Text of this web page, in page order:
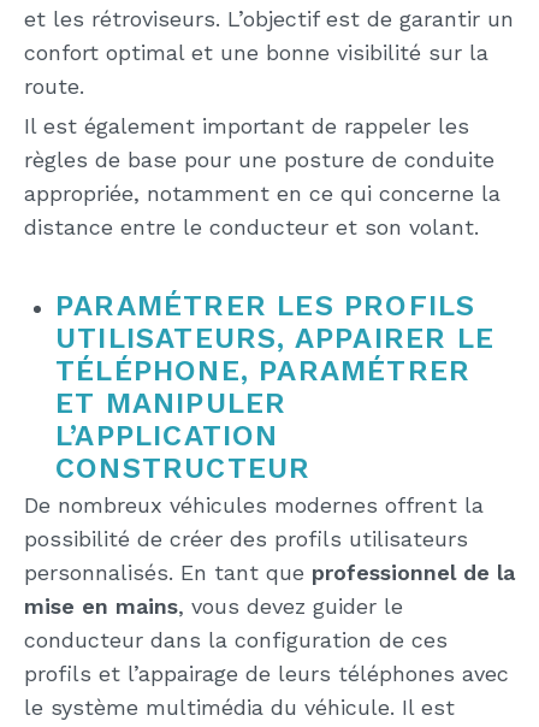
et les rétroviseurs. L’objectif est de garantir un
confort optimal et une bonne visibilité sur la
route.
Il est également important de rappeler les
règles de base pour une posture de conduite
appropriée, notamment en ce qui concerne la
distance entre le conducteur et son volant.
PARAMÉTRER LES PROFILS
UTILISATEURS, APPAIRER LE
TÉLÉPHONE, PARAMÉTRER
ET MANIPULER
L’APPLICATION
CONSTRUCTEUR
De nombreux véhicules modernes offrent la
possibilité de créer des profils utilisateurs
personnalisés. En tant que professionnel de la
mise en mains, vous devez guider le
conducteur dans la configuration de ces
profils et l’appairage de leurs téléphones avec
le système multimédia du véhicule. Il est